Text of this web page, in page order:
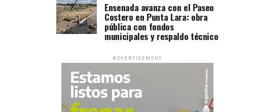
Ensenada avanza con el Paseo
Costero en Punta Lara: obra
pública con fondos
municipales y respaldo técnico
ADVERTISEMENT